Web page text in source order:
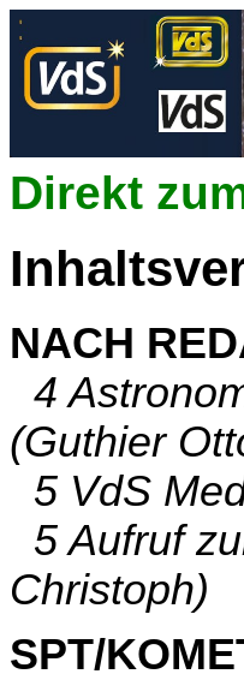
Direkt
NACH
4
(Guthier
5 VdS
5 Aufruf
Christoph)
SPT/